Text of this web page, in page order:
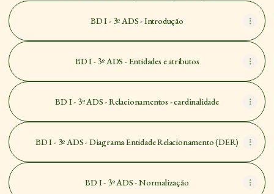
BD I - 3º ADS - Introdução
BD I - 3º ADS - Entidades e atributos
BD I - 3º ADS - Relacionamentos - cardinalidade
BD I - 3º ADS - Diagrama Entidade Relacionamento (DER)
BD I - 3º ADS - Normalização